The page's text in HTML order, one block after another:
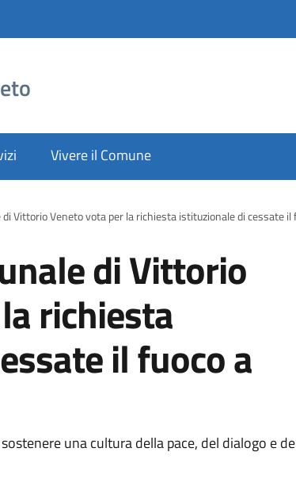
Vivere il Comune
di Vittorio Veneto vota per la richiesta istituzionale di cessate il
di Vittorio
richiesta
il fuoco a
una cultura della pace, del dialogo e